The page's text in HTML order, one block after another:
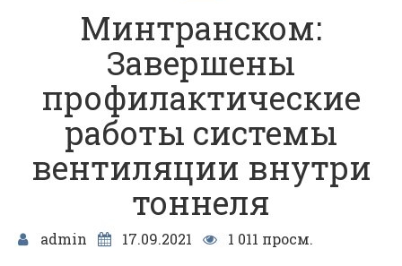
Минтранском:
Завершены
профилактические
работы системы
вентиляции внутри
тоннеля
admin 17.09.2021
1 011 просм.